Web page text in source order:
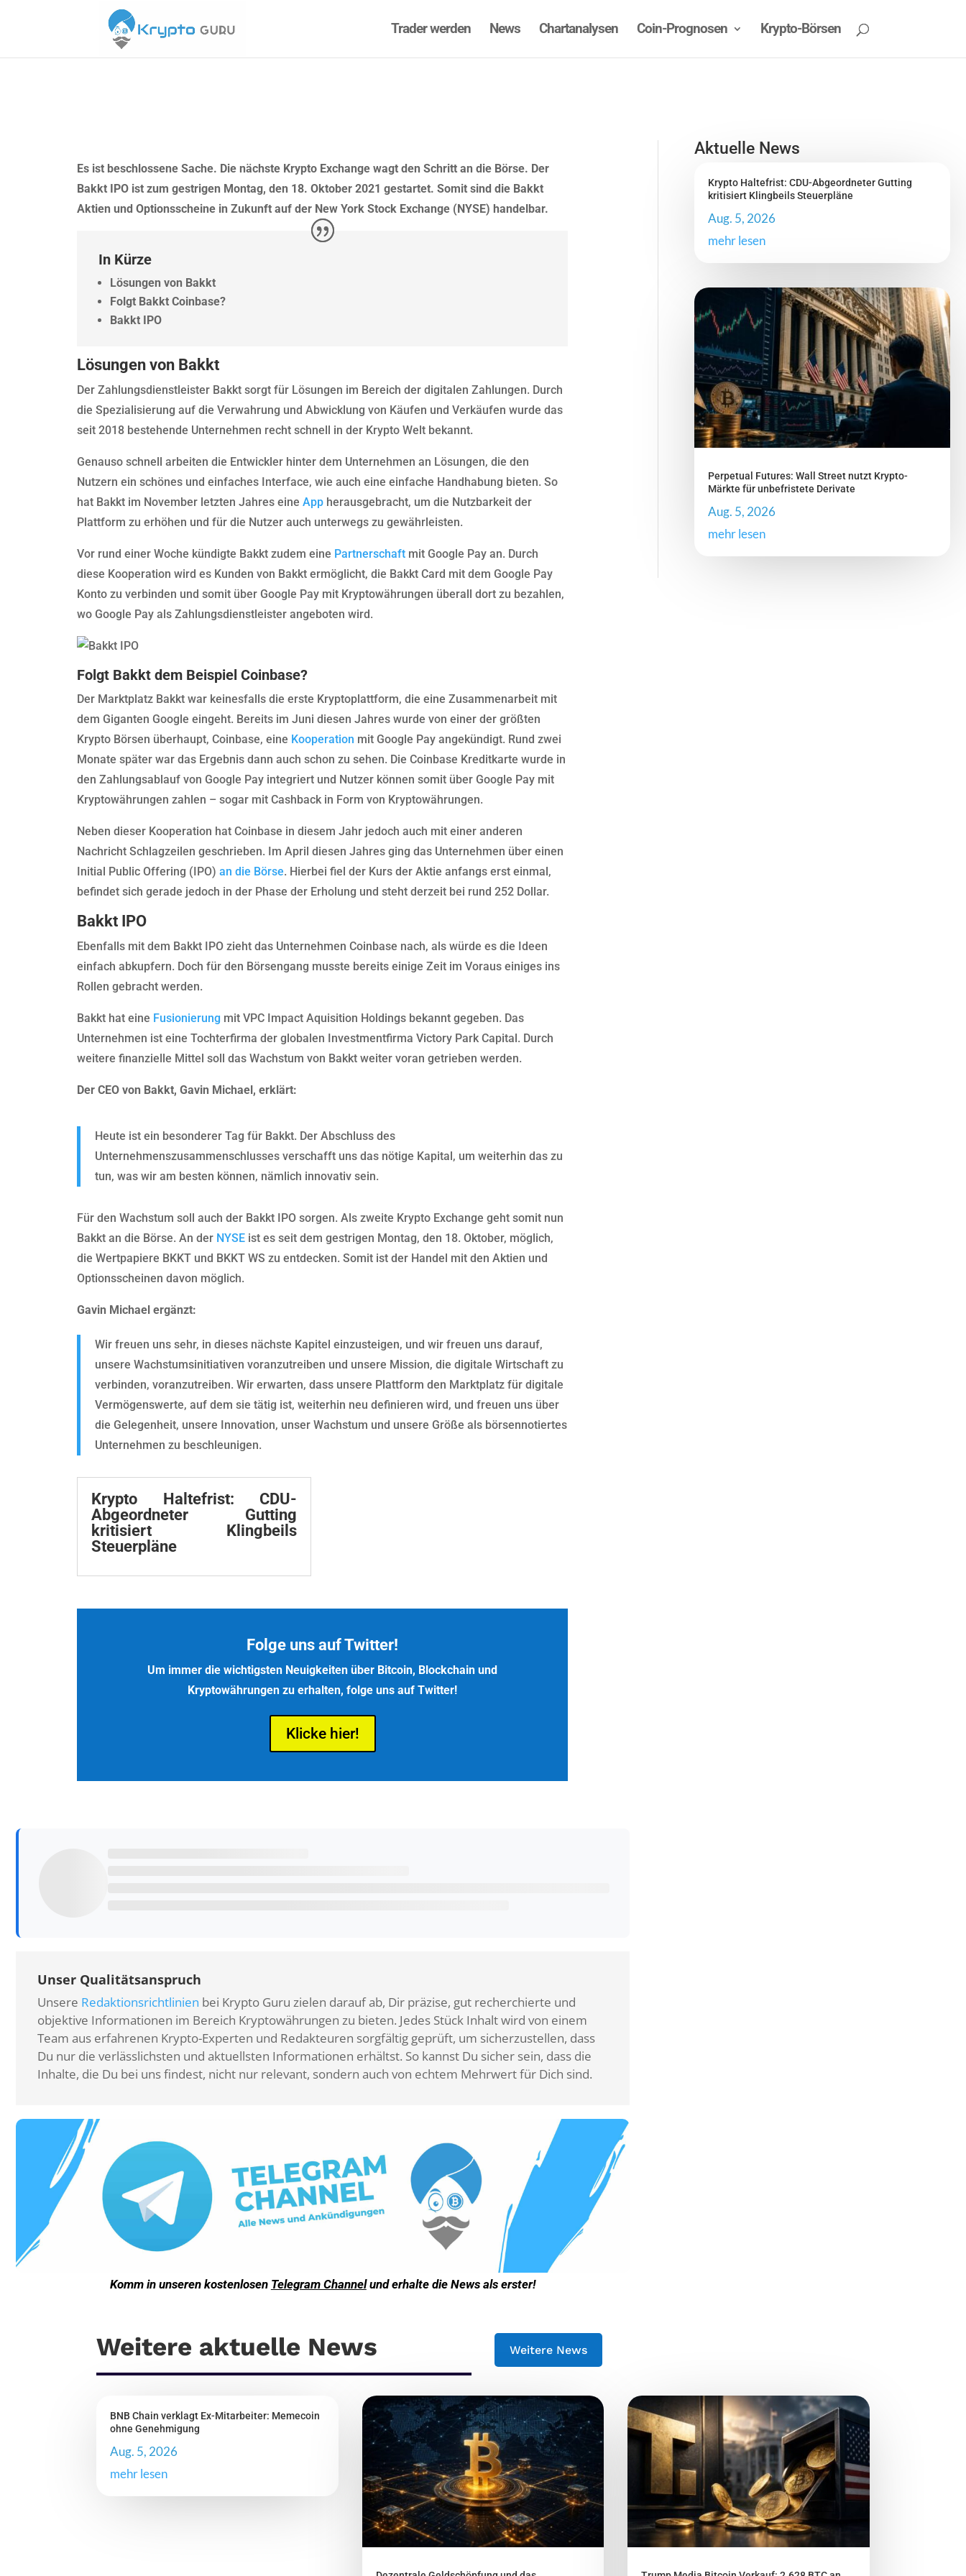
Trader werden News Chartanalysen Coin-Prognosen Krypto-Börsen
Es ist beschlossene Sache. Die nächste Krypto Exchange wagt den Schritt an die Börse. Der
Bakkt IPO ist zum gestrigen Montag, den 18. Oktober 2021 gestartet. Somit sind die Bakkt
Aktien und Optionsscheine in Zukunft auf der New York Stock Exchange (NYSE) handelbar.
In Kürze
Lösungen von Bakkt
Folgt Bakkt Coinbase?
Bakkt IPO
Lösungen von Bakkt
Der Zahlungsdienstleister Bakkt sorgt für Lösungen im Bereich der digitalen Zahlungen. Durch
die Spezialisierung auf die Verwahrung und Abwicklung von Käufen und Verkäufen wurde das
seit 2018 bestehende Unternehmen recht schnell in der Krypto Welt bekannt.
Genauso schnell arbeiten die Entwickler hinter dem Unternehmen an Lösungen, die den
Nutzern ein schönes und einfaches Interface, wie auch eine einfache Handhabung bieten. So
hat Bakkt im November letzten Jahres eineApp herausgebracht, um die Nutzbarkeit der
Plattform zu erhöhen und für die Nutzer auch unterwegs zu gewährleisten.
Vor rund einer Woche kündigte Bakkt zudem eine Partnerschaft mit Google Pay an. Durch
diese Kooperation wird es Kunden von Bakkt ermöglicht, die Bakkt Card mit dem Google Pay
Konto zu verbinden und somit über Google Pay mit Kryptowährungen überall dort zu bezahlen,
wo Google Pay als Zahlungsdienstleister angeboten wird.
Folgt Bakkt dem Beispiel Coinbase?
Der Marktplatz Bakkt war keinesfalls die erste Kryptoplattform, die eine Zusammenarbeit mit
dem Giganten Google eingeht. Bereits im Juni diesen Jahres wurde von einer der größten
Krypto Börsen überhaupt, Coinbase, eine Kooperation mit Google Pay angekündigt. Rund zwei
Monate später war das Ergebnis dann auch schon zu sehen. Die Coinbase Kreditkarte wurde in
den Zahlungsablauf von Google Pay integriert und Nutzer können somit über Google Pay mit
Kryptowährungen zahlen – sogar mit Cashback in Form von Kryptowährungen.
Neben dieser Kooperation hat Coinbase in diesem Jahr jedoch auch mit einer anderen
Nachricht Schlagzeilen geschrieben. Im April diesen Jahres ging das Unternehmen über einen
Initial Public Offering (IPO)an die Börse. Hierbei fiel der Kurs der Aktie anfangs erst einmal,
befindet sich gerade jedoch in der Phase der Erholung und steht derzeit bei rund 252 Dollar.
Bakkt IPO
Ebenfalls mit dem Bakkt IPO zieht das Unternehmen Coinbase nach, als würde es die Ideen
einfach abkupfern. Doch für den Börsengang musste bereits einige Zeit im Voraus einiges ins
Rollen gebracht werden.
Bakkt hat eine Fusionierung mit VPC Impact Aquisition Holdings bekannt gegeben. Das
Unternehmen ist eine Tochterfirma der globalen Investmentfirma Victory Park Capital. Durch
weitere finanzielle Mittel soll das Wachstum von Bakkt weiter voran getrieben werden.
Der CEO von Bakkt, Gavin Michael, erklärt:
Heute ist ein besonderer Tag für Bakkt. Der Abschluss des
Unternehmenszusammenschlusses verschafft uns das nötige Kapital, um weiterhin das zu
tun, was wir am besten können, nämlich innovativ sein.
Für den Wachstum soll auch der Bakkt IPO sorgen. Als zweite Krypto Exchange geht somit nun
Bakkt an die Börse. An der NYSE ist es seit dem gestrigen Montag, den 18. Oktober, möglich,
die Wertpapiere BKKT und BKKT WS zu entdecken. Somit ist der Handel mit den Aktien und
Optionsscheinen davon möglich.
Gavin Michael ergänzt:
Wir freuen uns sehr, in dieses nächste Kapitel einzusteigen, und wir freuen uns darauf,
unsere Wachstumsinitiativen voranzutreiben und unsere Mission, die digitale Wirtschaft zu
verbinden, voranzutreiben. Wir erwarten, dass unsere Plattform den Marktplatz für digitale
Vermögenswerte, auf dem sie tätig ist, weiterhin neu definieren wird, und freuen uns über
die Gelegenheit, unsere Innovation, unser Wachstum und unsere Größe als börsennotiertes
Unternehmen zu beschleunigen.
Krypto Haltefrist: CDU-
Abgeordneter Gutting
kritisiert Klingbeils
Steuerpläne
Folge uns auf Twitter!
Um immer die wichtigsten Neuigkeiten über Bitcoin, Blockchain und
Kryptowährungen zu erhalten, folge uns auf Twitter!
Klicke hier!
Unser Qualitätsanspruch
Unsere Redaktionsrichtlinien bei Krypto Guru zielen darauf ab, Dir präzise, gut recherchierte und
objektive Informationen im Bereich Kryptowährungen zu bieten. Jedes Stück Inhalt wird von einem
Team aus erfahrenen Krypto-Experten und Redakteuren sorgfältig geprüft, um sicherzustellen, dass
Du nur die verlässlichsten und aktuellsten Informationen erhältst. So kannst Du sicher sein, dass die
Inhalte, die Du bei uns findest, nicht nur relevant, sondern auch von echtem Mehrwert für Dich sind.
Komm in unseren kostenlosen Telegram Channelund erhalte die News als erster!
Aktuelle News
Krypto Haltefrist: CDU-Abgeordneter Gutting
kritisiert Klingbeils Steuerpläne
Aug. 5, 2026
mehr lesen
Perpetual Futures: Wall Street nutzt Krypto-
Märkte für unbefristete Derivate
Aug. 5, 2026
mehr lesen
Weitere aktuelle News Weitere News
BNB Chain verklagt Ex-Mitarbeiter: Memecoin
ohne Genehmigung
Aug. 5, 2026
mehr lesen